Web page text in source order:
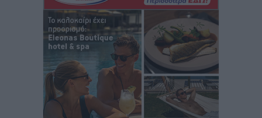
Αθλητικά• πριν 4 ώρες
Άρης Αρχαγγέλου: Στο πλευρό του άτυχου Ιάκωβου
Αθλητικά• πριν 4 ώρες
Φοίβος: Η μεγάλη επιστροφή του Μπρένο Σαλβατιέρα
πριν 4 ώρες